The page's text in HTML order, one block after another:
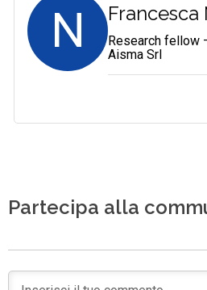
N Francesca
Research fellow
Aisma Srl
Partecipa alla